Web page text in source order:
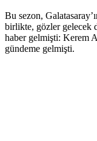
Bu sezon,
birlikte, gözler gelecek
haber gelmişti: Kerem
gündeme gelmişti.